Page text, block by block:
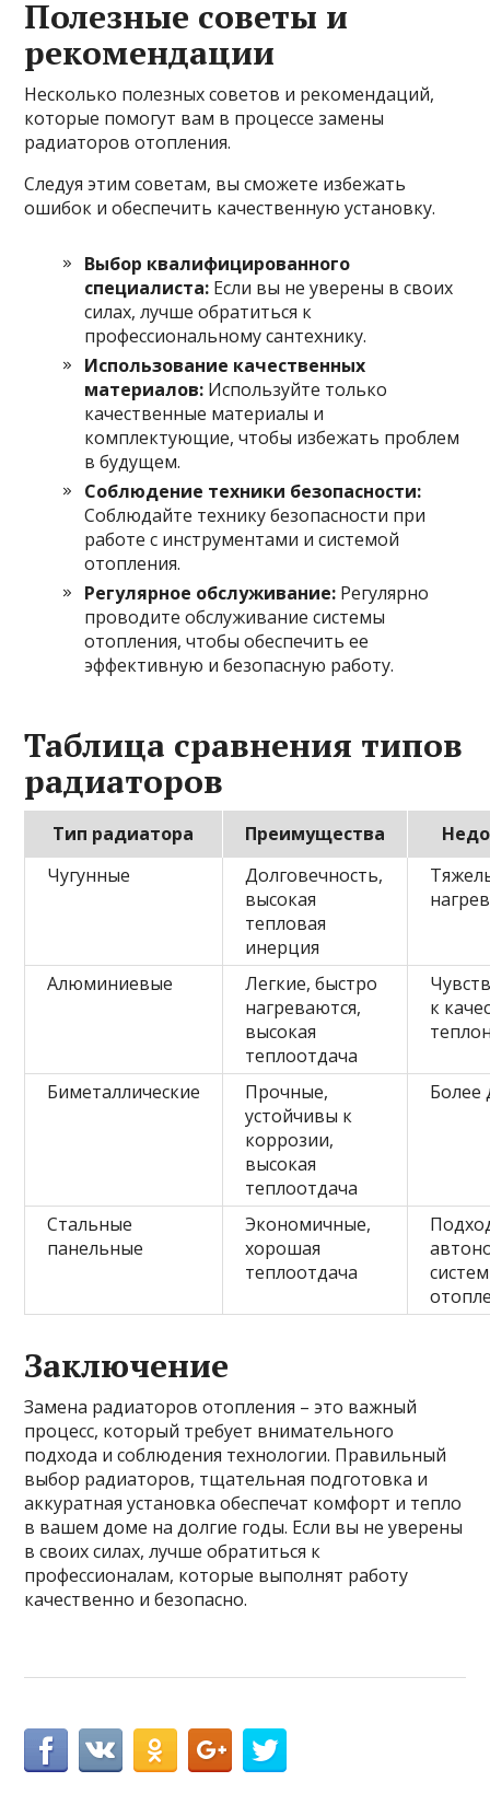
Полезные советы и
рекомендации
Несколько полезных советов и рекомендаций,
которые помогут вам в процессе замены
радиаторов отопления.
Следуя этим советам, вы сможете избежать
ошибок и обеспечить качественную установку.
Выбор квалифицированного
специалиста: Если вы не уверены в своих
силах, лучше обратиться к
профессиональному сантехнику.
Использование качественных
материалов: Используйте только
качественные материалы и
комплектующие, чтобы избежать проблем
в будущем.
Соблюдение техники безопасности:
Соблюдайте технику безопасности при
работе с инструментами и системой
отопления.
Регулярное обслуживание: Регулярно
проводите обслуживание системы
отопления, чтобы обеспечить ее
эффективную и безопасную работу.
Таблица сравнения типов
радиаторов
Тип радиатора Преимущества
Чугунные
Долговечность,
высокая
тепловая
инерция
Алюминиевые
Легкие, быстро
нагреваются,
высокая
теплоотдача
к
Биметаллические
Прочные,
устойчивы к
коррозии,
высокая
теплоотдача
Более
Стальные
панельные
Экономичные,
хорошая
теплоотдача
систем
Заключение
Замена радиаторов отопления – это важный
процесс, который требует внимательного
подхода и соблюдения технологии. Правильный
выбор радиаторов, тщательная подготовка и
аккуратная установка обеспечат комфорт и тепло
в вашем доме на долгие годы. Если вы не уверены
в своих силах, лучше обратиться к
профессионалам, которые выполнят работу
качественно и безопасно.